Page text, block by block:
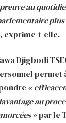
au
exprime-t-elle.
Djigbodi
permet
«
au
» par le